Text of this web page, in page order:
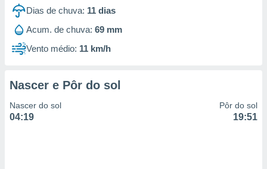
Dias de chuva: 11 dias
Acum. de chuva: 69 mm
Vento médio: 11 km/h
Nascer e Pôr do sol
Nascer do sol
04:19
Pôr do sol
19:51